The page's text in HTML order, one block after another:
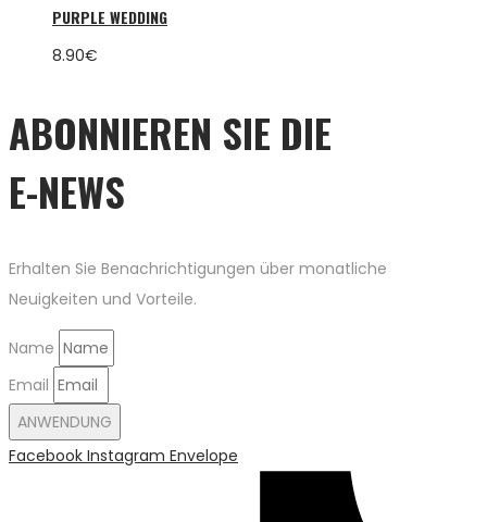
PURPLE WEDDING
8.90€
ABONNIEREN SIE DIE
E-NEWS
Erhalten Sie Benachrichtigungen über monatliche
Neuigkeiten und Vorteile.
Name
Email
ANWENDUNG
Facebook Instagram Envelope